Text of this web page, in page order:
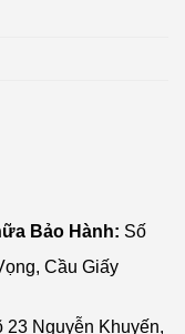
Bảo Hành: Số
Cầu Giấy
23 Nguyễn Khuyến,